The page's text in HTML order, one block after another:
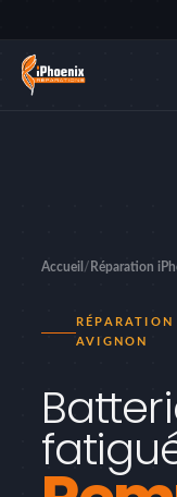
Accueil / Réparation
AVIGNON